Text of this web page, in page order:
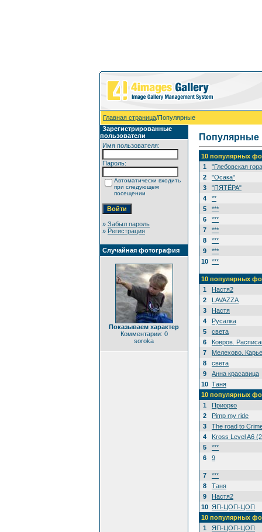
Главная страница/Популярные
Зарегистрированные
пользователи
Имя пользователя:
Пароль:
Автоматически входить
при следующем
посещении
» Забыл пароль
» Регистрация
Случайная фотография
Показываем характер
Комментарии: 0
soroka
Популярные
10 популярных
1
"Глебовская
2
"Осака"
3
"ПЯТЁРА"
4
**
5
***
6
***
7
***
8
***
9
***
10 ***
10 популярных
1
Настя2
2
LAVAZZA
3
Настя
4
Русалка
5
света
6
Ковров.
7
Мелехово.
8
света
9
Анна красавица
10 Таня
10 популярных
1
Приорко
2
Pimp my ride
3
The road to
4
Kross Level A6
5
***
6
9
7
***
8
Таня
9
Настя2
10 ЯП-ЦОП-ЦОП
10 популярных
1
ЯП-ЦОП-ЦОП